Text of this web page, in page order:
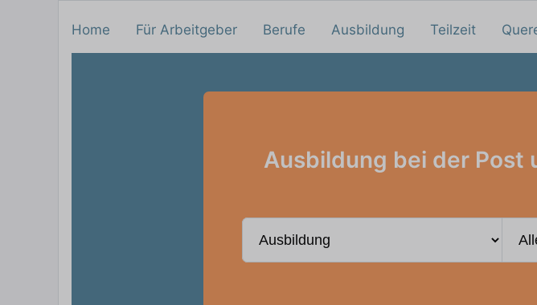
Home Für Arbeitgeber Berufe Ausbildung Teilzeit
Ausbildung bei der Post